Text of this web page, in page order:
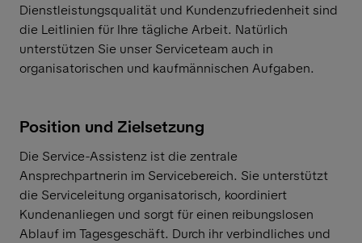
Dienstleistungsqualität und Kundenzufriedenheit sind
die Leitlinien für Ihre tägliche Arbeit. Natürlich
unterstützen Sie unser Serviceteam auch in
organisatorischen und kaufmännischen Aufgaben.
Position und Zielsetzung
Die Service-Assistenz ist die zentrale
Ansprechpartnerin im Servicebereich. Sie unterstützt
die Serviceleitung organisatorisch, koordiniert
Kundenanliegen und sorgt für einen reibungslosen
Ablauf im Tagesgeschäft. Durch ihr verbindliches und